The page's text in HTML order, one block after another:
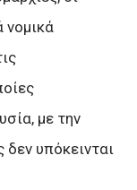
νομικά
με την
υπόκεινται